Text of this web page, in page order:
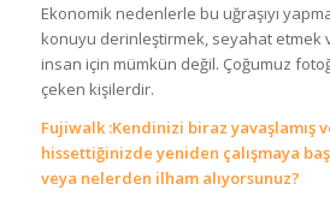
Ekonomik nedenlerle bu uğraşıyı
konuyu derinleştirmek, seyahat etmek
insan için mümkün değil. Çoğumuz
çeken kişilerdir.
Fujiwalk :Kendinizi biraz yavaşlamış
hissettiğinizde yeniden çalışmaya
veya nelerden ilham alıyorsunuz?